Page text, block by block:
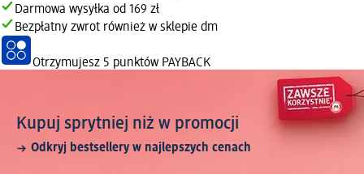
Darmowa wysyłka od 169 zł
Bezpłatny zwrot również w sklepie dm
Otrzymujesz 5 punktów PAYBACK
Kupuj sprytniej niż w promocji
Odkryj bestsellery w najlepszych cenach